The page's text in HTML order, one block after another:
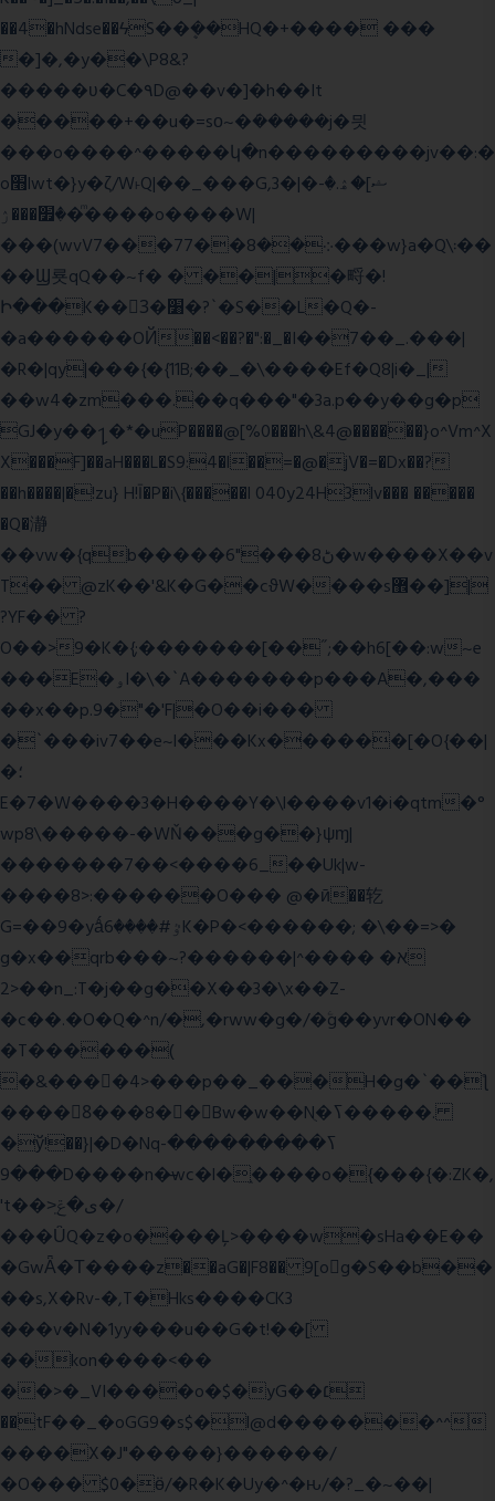
��4�hNdse��ϟS��ܷ��HQ�+���� ���
�]�,�y��\P8&?
�����ʋ�C�۹D@��v�]�h��It
�����+��u�=sο~�ܿ�����j�믯
���o����^�����կ�n���������jv��:�
o׫lwt�}y�ζ/W˫Q|��_���G,3�|�ޝ]�ۿ.�-
�׿���ۯ�ͫ����o����W|
���(wvV܀��8��77���7���w}a�Q\܃��
��Ϣ룟qQ��~f� � ��|�㽟�!
Ի���K��3ٓ�׸�?`�S��L�Q�-
�a������OЙ��<��?�":�_�I��7��_.���|
�R�|qy|���{�{11B;��_�\����Ef�Q8|i�_|
��w4�zm���.��q���"�3a.p��y��g�p
GJ�y��႑�*�uP����@[%0���h\&4@������}o^Vm^X
X���F]��aH���L�S9:4�l��=�@�jV�=�Dx��?
��h����|�!zu} H!Ī�P�i\{�����l 040y24H3lv��� �����
�Q�瀞
��vw�{qb�����6"���8ڻ�w����X��v
T�� @zK��'&K�G��cϑW����s޾��]|
?YF�� ?
O��>9�K�{;�������[��˝;��h6[��:w~e
���E�ۅl�\�`A�������p���A�,���
��x��p.9�"�'F|�O��i���
�`���iv7��e~l���Kx������[�O{��|
�؛
E�7�W����3�H����Y�\l����v1�i�qtm�°
wp8\�����-�WŇ���g��}ψɱ|
�������7��<����6_��Uk|w-
����8>:������O��� @�ӣ��䢀
G=��9�yǻٷ#����6K�P�<������; �\��=>�
g�x��qrb���~א� ����^|������?
2>��n_:T�j��g��X��3�\x��Z-
�c��.�O�Q�^n/�,�rww�g�/�ۧg��yvr�ON��
�T������(
�&����4>���p��_���H�g�`��ƪ
����8َ���8� �󳳦Bw�w��Nֻ�ߖ�����.
�ў!��}|�D�Nqߖ���������-
���9D����n�̶wc�l�֑����o�{���{�:ZK�,
't��>͍ى�ݝ�/
���ǙQ�z�o����Ļ>����w�sHa��E��
�GwǞ�Τ����z��aG�|F8�� 9[og�S��b��
��s,X�Rv-�,T�Hks����CK3
���v�N�1yy���u��G�t!��[
��kon����<��
��>�_VI����o�$�yG��׆
��tF��_�oGG9�s$�l@d�������^^
����X�J"�����}������/
�O��� $0�ӫ/�R�K�Uy�^�ԋ/�?_�~��|